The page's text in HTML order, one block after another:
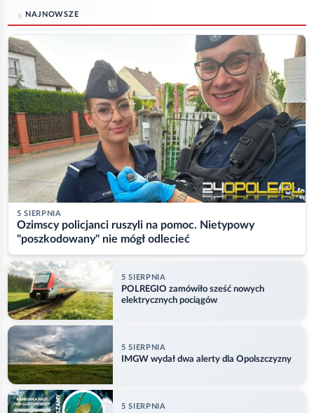
NAJNOWSZE
5 SIERPNIA
Ozimscy policjanci ruszyli na pomoc. Nietypowy
"poszkodowany" nie mógł odlecieć
5 SIERPNIA
POLREGIO zamówiło sześć nowych
elektrycznych pociągów
5 SIERPNIA
IMGW wydał dwa alerty dla Opolszczyzny
5 SIERPNIA